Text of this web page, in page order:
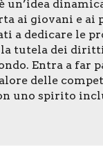
un’idea
ai gio­va­ni e
a dedi­ca­re le
la tute­la dei
Entra a far
del­le
uno spi­ri­to